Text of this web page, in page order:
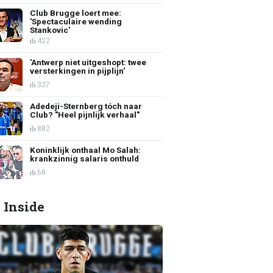
Club Brugge loert mee:
'Spectaculaire wending
Stankovic'
422
'Antwerp niet uitgeshopt: twee
versterkingen in pijplijn'
327
Adedeji-Sternberg tóch naar
Club? "Heel pijnlijk verhaal"
882
Koninklijk onthaal Mo Salah:
krankzinnig salaris onthuld
68
Inside